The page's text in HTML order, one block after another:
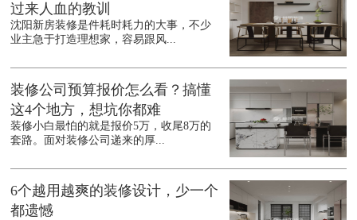
过来人血的教训
沈阳新房装修是件耗时耗力的大事，不少
业主急于打造理想家，容易跟风...
装修公司预算报价怎么看？搞懂
这4个地方，想坑你都难
装修小白最怕的就是报价5万，收尾8万的
套路。面对装修公司递来的厚...
6个越用越爽的装修设计，少一个
都遗憾